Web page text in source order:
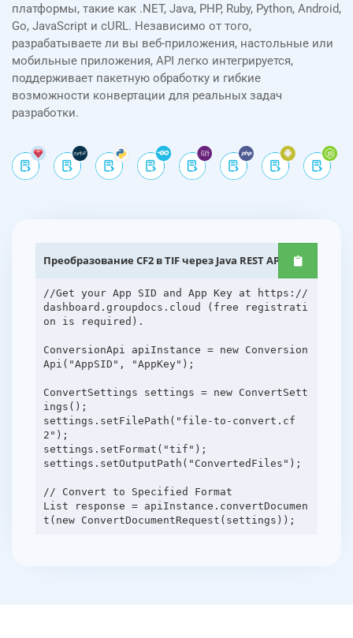
платформы, такие как .NET, Java, PHP, Ruby, Python, Android,
Go, JavaScript и cURL. Независимо от того,
разрабатываете ли вы веб-приложения, настольные или
мобильные приложения, API легко интегрируется,
поддерживает пакетную обработку и гибкие
возможности конвертации для реальных задач
разработки.
Преобразование CF2 в TIF через Java REST API
//Get your App SID and App Key at https://
dashboard.groupdocs.cloud (free registrati
on is required).
ConversionApi apiInstance = new Conversion
Api("AppSID", "AppKey");
ConvertSettings settings = new ConvertSett
ings();
settings.setFilePath("file-to-convert.cf
2");
settings.setFormat("tif");
settings.setOutputPath("ConvertedFiles");
// Convert to Specified Format
List response = apiInstance.convertDocumen